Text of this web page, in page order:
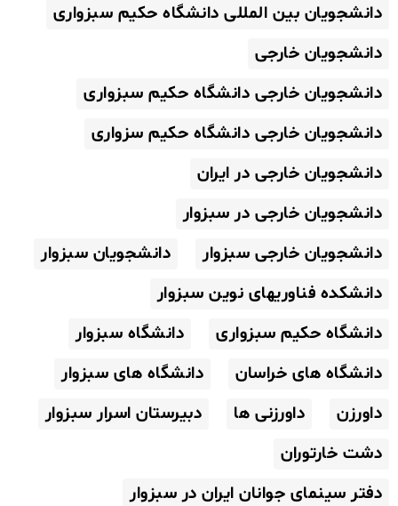
دانشجویان بین المللی دانشگاه حکیم سبزواری
دانشجویان خارجی
دانشجویان خارجی دانشگاه حکیم سبزواری
دانشجویان خارجی دانشگاه حکیم سزواری
دانشجویان خارجی در ایران
دانشجویان خارجی در سبزوار
دانشجویان خارجی سبزوار
دانشجویان سبزوار
دانشکده فناوریهای نوین سبزوار
دانشگاه حکیم سبزواری
دانشگاه سبزوار
دانشگاه های خراسان
دانشگاه های سبزوار
داورزن
داورزنی ها
دبیرستان اسرار سبزوار
دشت خارتوران
دفتر سینمای جوانان ایران در سبزوار